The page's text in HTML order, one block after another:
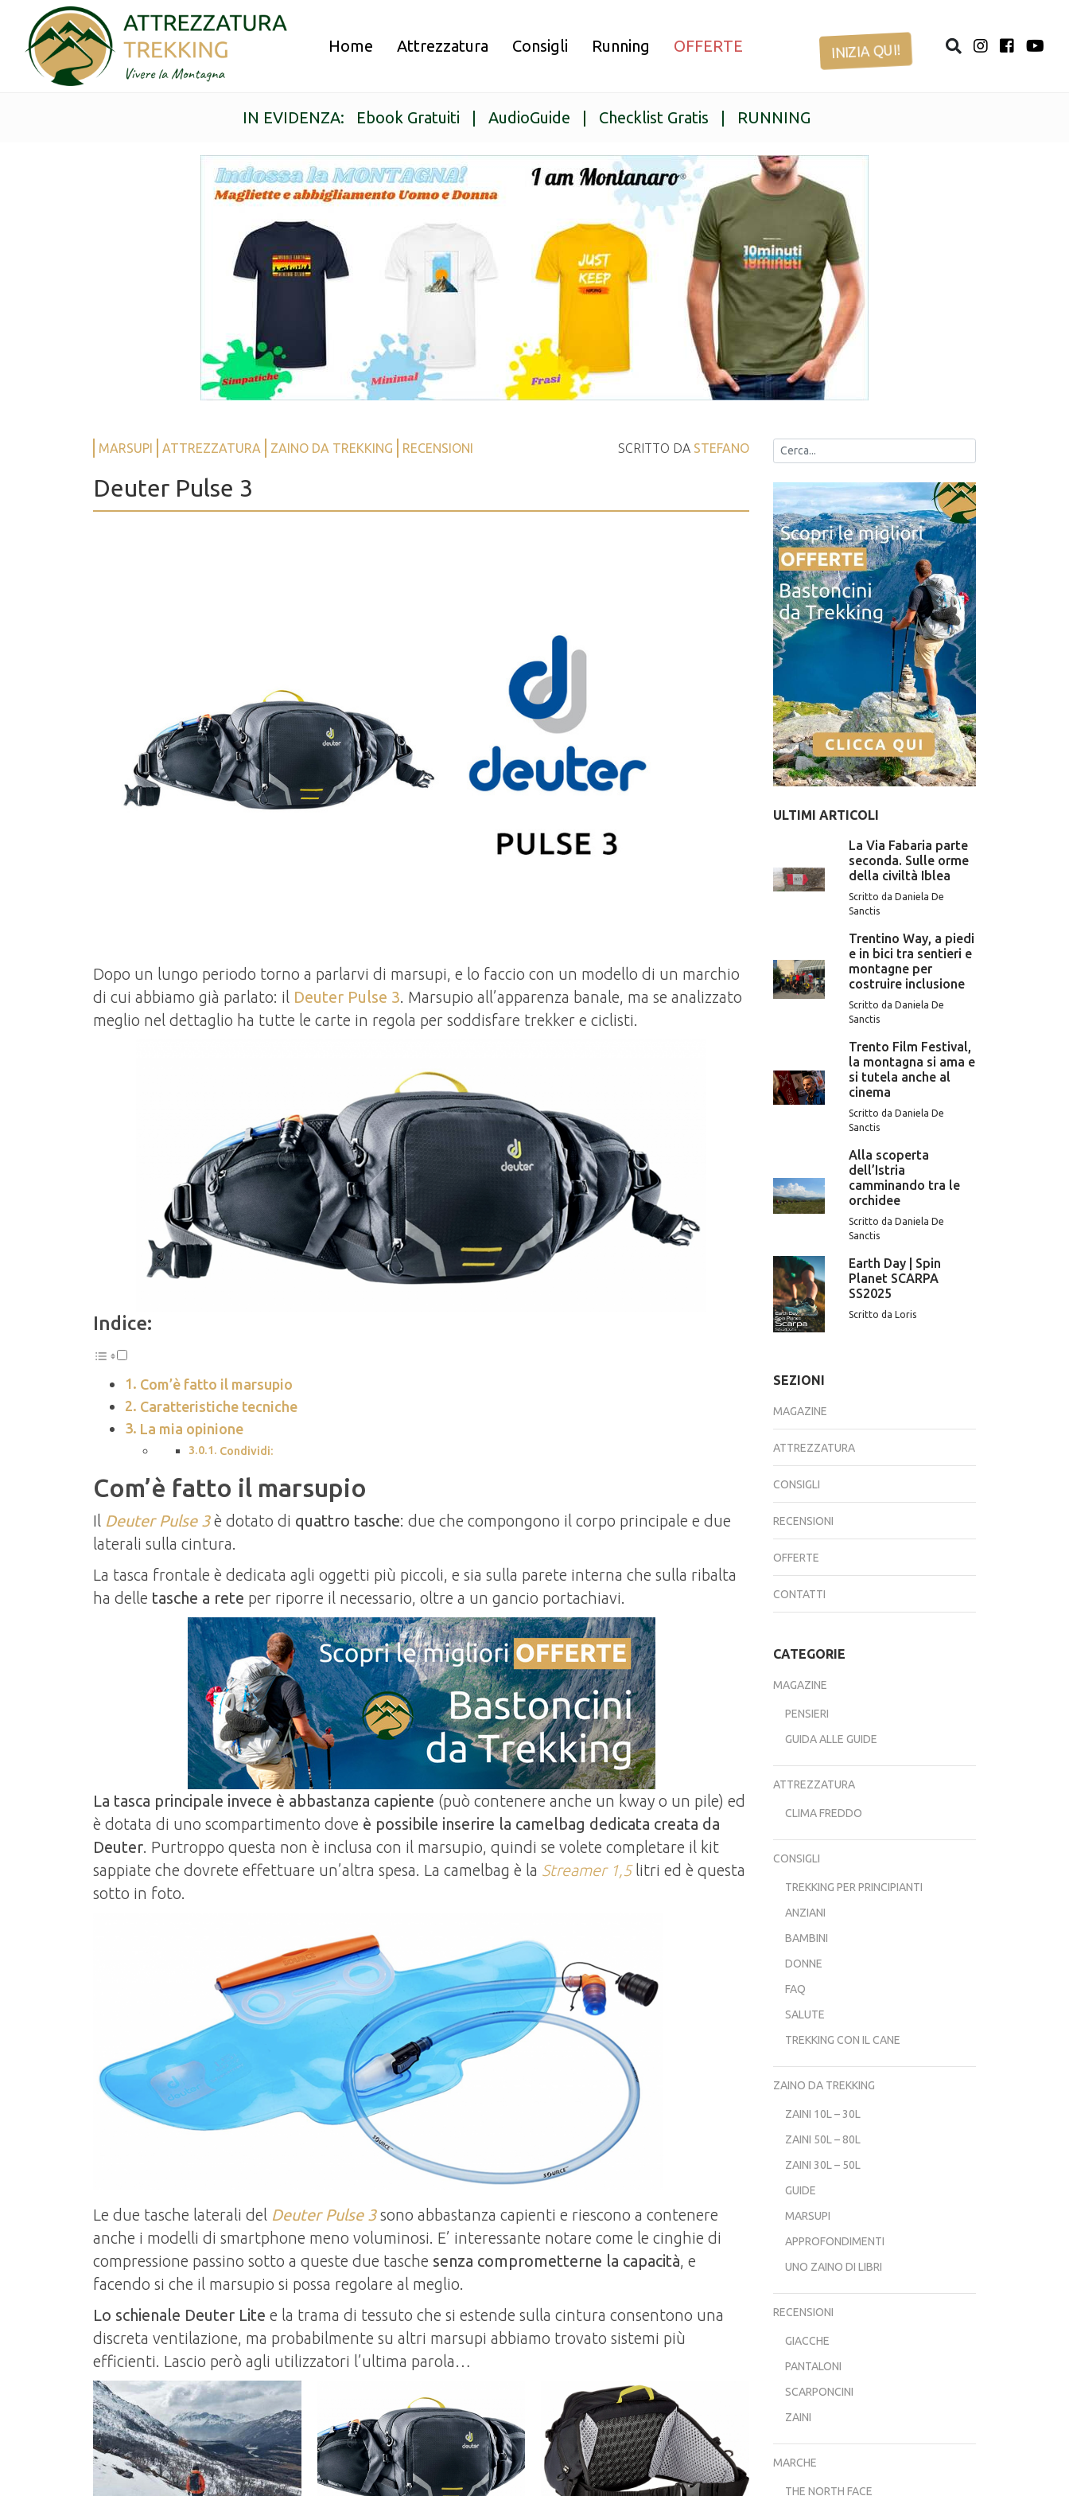
Home Attrezzatura Consigli Running OFFERTE INIZIA QUI!
IN EVIDENZA: Ebook Gratuiti AudioGuide Checklist Gratis RUNNING
MARSUPI ATTREZZATURA ZAINO DA TREKKING RECENSIONI SCRITTO DA STEFANO
Deuter Pulse 3
Dopo un lungo periodo torno a parlarvi di marsupi, e lo faccio con un modello di un marchio
di cui abbiamo già parlato: il Deuter Pulse 3. Marsupio all’apparenza banale, ma se analizzato
meglio nel dettaglio ha tutte le carte in regola per soddisfare trekker e ciclisti.
Indice:
Com’è fatto il marsupio
Caratteristiche tecniche
La mia opinione
Condividi:
Com’è fatto il marsupio
Il Deuter Pulse 3è dotato di quattro tasche: due che compongono il corpo principale e due
laterali sulla cintura.
La tasca frontale è dedicata agli oggetti più piccoli, e sia sulla parete interna che sulla ribalta
ha delle tasche a rete per riporre il necessario, oltre a un gancio portachiavi.
La tasca principale invece è abbastanza capiente (può contenere anche un kway o un pile) ed
è dotata di uno scompartimento dove è possibile inserire la camelbag dedicata creata da
Deuter. Purtroppo questa non è inclusa con il marsupio, quindi se volete completare il kit
sappiate che dovrete effettuare un’altra spesa. La camelbag è la Streamer 1,5litri ed è questa
sotto in foto.
Le due tasche laterali del Deuter Pulse 3sono abbastanza capienti e riescono a contenere
anche i modelli di smartphone meno voluminosi. E’ interessante notare come le cinghie di
compressione passino sotto a queste due tasche senza comprometterne la capacità, e
facendo si che il marsupio si possa regolare al meglio.
Lo schienale Deuter Lite e la trama di tessuto che si estende sulla cintura consentono una
discreta ventilazione, ma probabilmente su altri marsupi abbiamo trovato sistemi più
efficienti. Lascio però agli utilizzatori l’ultima parola…
ULTIMI ARTICOLI
La Via Fabaria parte
seconda. Sulle orme
della civiltà Iblea
Scritto da Daniela De
Sanctis
Trentino Way, a piedi
e in bici tra sentieri e
montagne per
costruire inclusione
Scritto da Daniela De
Sanctis
Trento Film Festival,
la montagna si ama e
si tutela anche al
cinema
Scritto da Daniela De
Sanctis
Alla scoperta
dell’Istria
camminando tra le
orchidee
Scritto da Daniela De
Sanctis
Earth Day | Spin
Planet SCARPA
SS2025
Scritto da Loris
SEZIONI
MAGAZINE
ATTREZZATURA
CONSIGLI
RECENSIONI
OFFERTE
CONTATTI
CATEGORIE
MAGAZINE
PENSIERI
GUIDA ALLE GUIDE
ATTREZZATURA
CLIMA FREDDO
CONSIGLI
TREKKING PER PRINCIPIANTI
ANZIANI
BAMBINI
DONNE
FAQ
SALUTE
TREKKING CON IL CANE
ZAINO DA TREKKING
ZAINI 10L – 30L
ZAINI 50L – 80L
ZAINI 30L – 50L
GUIDE
MARSUPI
APPROFONDIMENTI
UNO ZAINO DI LIBRI
RECENSIONI
GIACCHE
PANTALONI
SCARPONCINI
ZAINI
MARCHE
THE NORTH FACE